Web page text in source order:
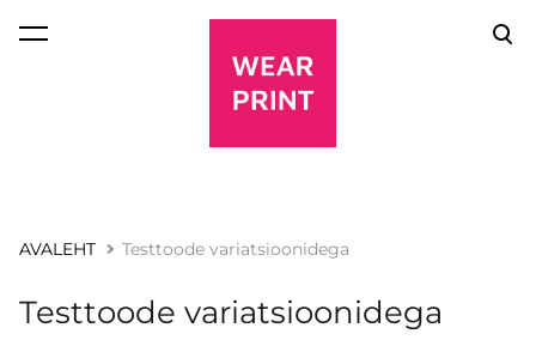
lisati ostukorvi.
AVALEHT Testtoode variatsioonidega
Testtoode variatsioonidega